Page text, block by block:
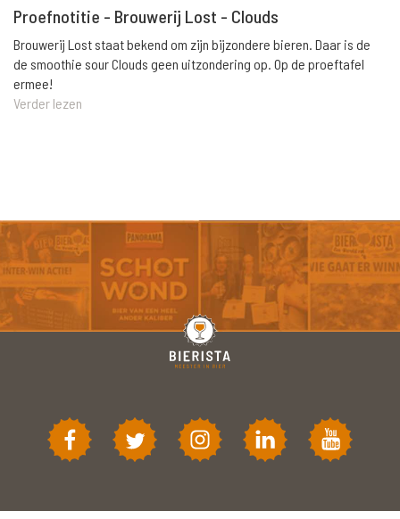
Proefnotitie - Brouwerij Lost - Clouds
Brouwerij Lost staat bekend om zijn bijzondere bieren. Daar is de
de smoothie sour Clouds geen uitzondering op. Op de proeftafel
ermee!
Verder lezen